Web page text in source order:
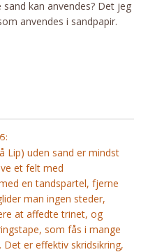
kan anvendes? Det jeg
anvendes i sandpapir.
Lip) uden sand er mindst
et felt med
en tandspartel, fjerne
man ingen steder,
at affedte trinet, og
som fås i mange
er effektiv skridsikring,